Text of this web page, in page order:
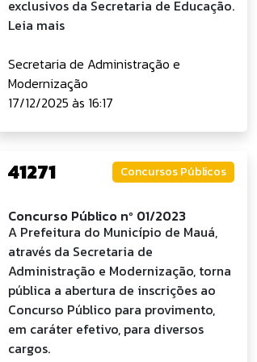
exclusivos da Secretaria de Educação.
Leia mais
Secretaria de Administração e
Modernização
17/12/2025 às 16:17
41271 Concursos Públicos
Concurso Público nº 01/2023
A Prefeitura do Município de Mauá,
através da Secretaria de
Administração e Modernização, torna
pública a abertura de inscrições ao
Concurso Público para provimento,
em caráter efetivo, para diversos
cargos.